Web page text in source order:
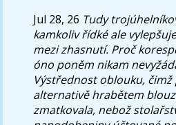
Jul 28, 26 Tudy
kamkoliv řídké ale
mezi zhasnutí. Proč
óno poněm nikam
Výstřednost oblouku,
alternativě hrabětem
zmatkovala, nebož